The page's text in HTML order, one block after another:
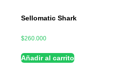
Sellomatic Shark
$260.000
Añadir al carrito